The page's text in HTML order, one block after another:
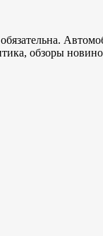
обязательна.
обзоры